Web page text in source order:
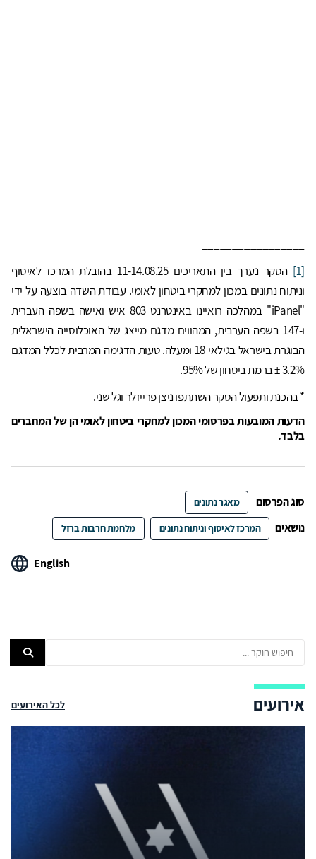
[1]
הסקר נערך בין התאריכים 11-14.08.25 בהובלת המרכז לאיסוף
וניתוח נתונים במכון למחקרי ביטחון לאומי. עבודת השדה בוצעה על ידי
"iPanel" במהלכה רואיינו באינטרנט 803 איש ואישה בשפה העברית
ו-147 בשפה הערבית, המהווים מדגם מייצג של האוכלוסייה הישראלית
הבוגרת בישראל בגילאי 18 ומעלה. טעות הדגימה המרבית לכלל המדגם
3.2% ± ברמת ביטחון של 95%.
* בהכנת ותפעול הסקר השתתפו ניצן פרייזלר וגל שני.
הדעות המובעות בפרסומי המכון למחקרי ביטחון לאומי הן של המחברים
בלבד.
סוג הפרסום מאגר נתונים
נושאים המרכז לאיסוף וניתוח נתונים מלחמת חרבות ברזל
English
אירועים לכל האירועים